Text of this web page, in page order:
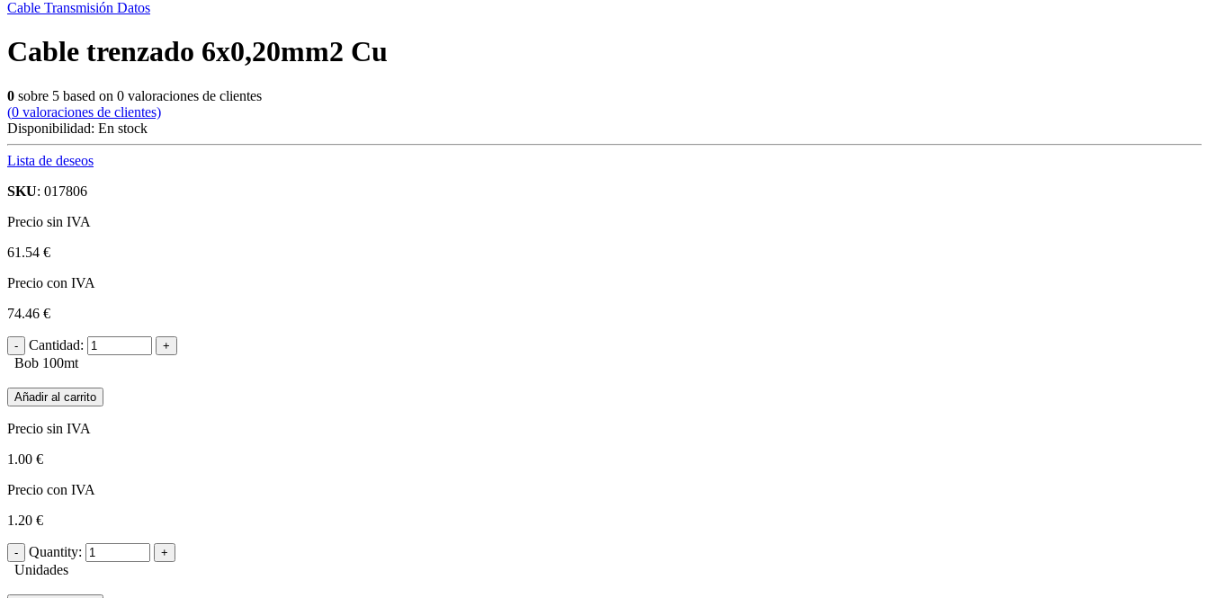
Cable Transmisión Datos
Cable trenzado 6x0,20mm2 Cu
0 sobre 5 based on 0 valoraciones de clientes
(0 valoraciones de clientes)
Disponibilidad: En stock
Lista de deseos
SKU: 017806
Precio sin IVA
61.54 €
Precio con IVA
74.46 €
Cantidad:
Bob 100mt
Añadir al carrito
Precio sin IVA
1.00 €
Precio con IVA
1.20 €
Quantity:
Unidades